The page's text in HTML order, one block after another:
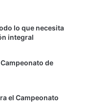
lo que necesita
integral
de
el Campeonato